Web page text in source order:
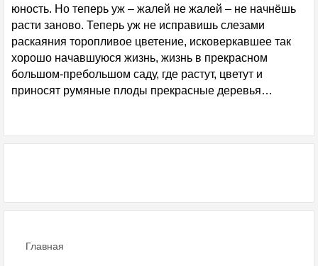
юность. Но теперь уж – жалей не жалей – не начнёшь
расти заново. Теперь уж не исправишь слезами
раскаяния торопливое цветение, исковеркавшее так
хорошо начавшуюся жизнь, жизнь в прекрасном
большом-пребольшом саду, где растут, цветут и
приносят румяные плоды прекрасные деревья…
Главная